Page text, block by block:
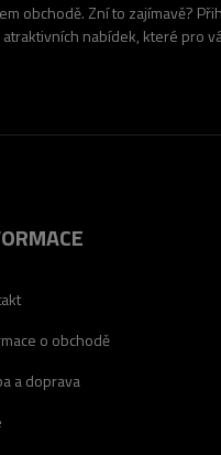
obchodě. Zní to zajímavě?
nabídek, které pro
o obchodě
a doprava